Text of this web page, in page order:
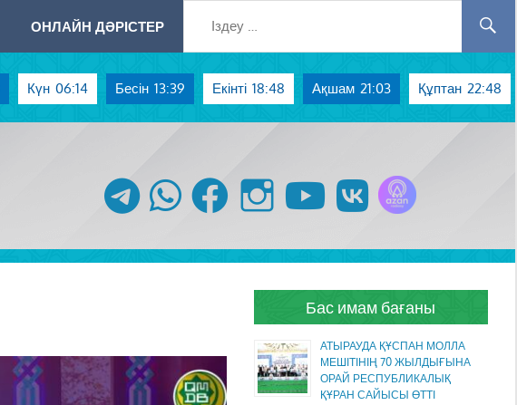
ОНЛАЙН ДӘРІСТЕР
Күн 06:14 Бесін 13:39 Екінті 18:48 Ақшам 21:03 Құптан 22:48
telegram whatsapp facebook instagram youtubevk
Бас имам бағаны
АТЫРАУДА ҚҰСПАН МОЛЛА
МЕШІТІНІҢ 70 ЖЫЛДЫҒЫНА
ОРАЙ РЕСПУБЛИКАЛЫҚ
ҚҰРАН САЙЫСЫ ӨТТІ